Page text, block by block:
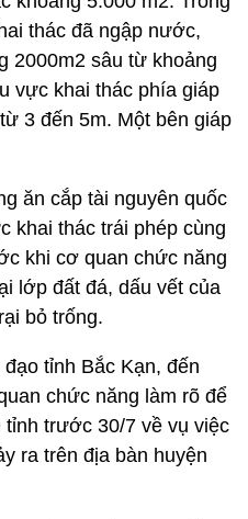
thác đã ngập nước,
2000m2 sâu từ khoảng
vực khai thác phía giáp
3 đến 5m. Một bên giáp
ăn cắp tài nguyên quốc
khai thác trái phép cùng
khi cơ quan chức năng
lớp đất đá, dấu vết của
bỏ trống.
tỉnh Bắc Kạn, đến
chức năng làm rõ để
tỉnh trước 30/7 về vụ việc
ra trên địa bàn huyện